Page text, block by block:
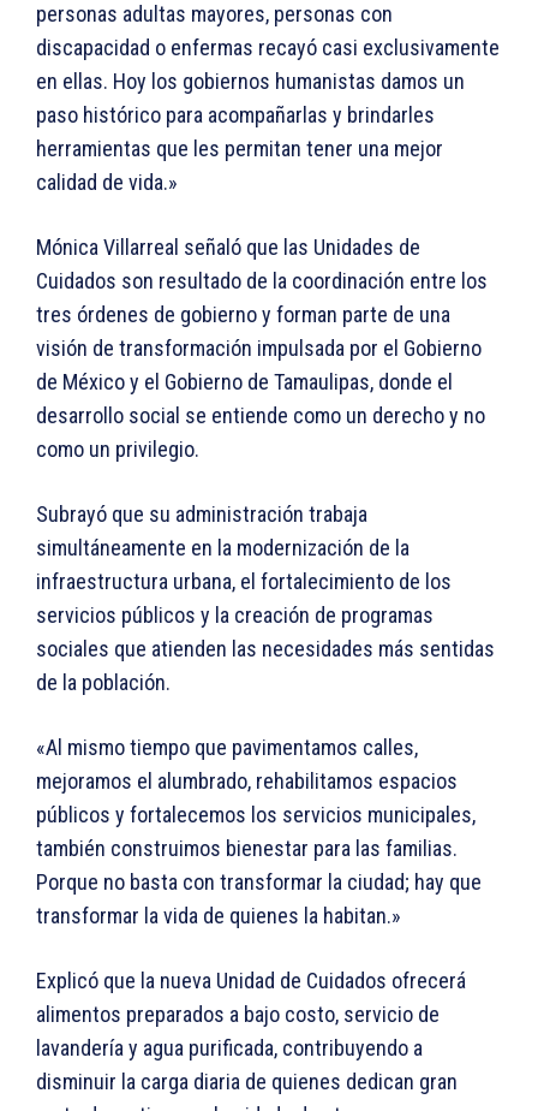
personas adultas mayores, personas con
discapacidad o enfermas recayó casi exclusivamente
en ellas. Hoy los gobiernos humanistas damos un
paso histórico para acompañarlas y brindarles
herramientas que les permitan tener una mejor
calidad de vida.»
Mónica Villarreal señaló que las Unidades de
Cuidados son resultado de la coordinación entre los
tres órdenes de gobierno y forman parte de una
visión de transformación impulsada por el Gobierno
de México y el Gobierno de Tamaulipas, donde el
desarrollo social se entiende como un derecho y no
como un privilegio.
Subrayó que su administración trabaja
simultáneamente en la modernización de la
infraestructura urbana, el fortalecimiento de los
servicios públicos y la creación de programas
sociales que atienden las necesidades más sentidas
de la población.
«Al mismo tiempo que pavimentamos calles,
mejoramos el alumbrado, rehabilitamos espacios
públicos y fortalecemos los servicios municipales,
también construimos bienestar para las familias.
Porque no basta con transformar la ciudad; hay que
transformar la vida de quienes la habitan.»
Explicó que la nueva Unidad de Cuidados ofrecerá
alimentos preparados a bajo costo, servicio de
lavandería y agua purificada, contribuyendo a
disminuir la carga diaria de quienes dedican gran